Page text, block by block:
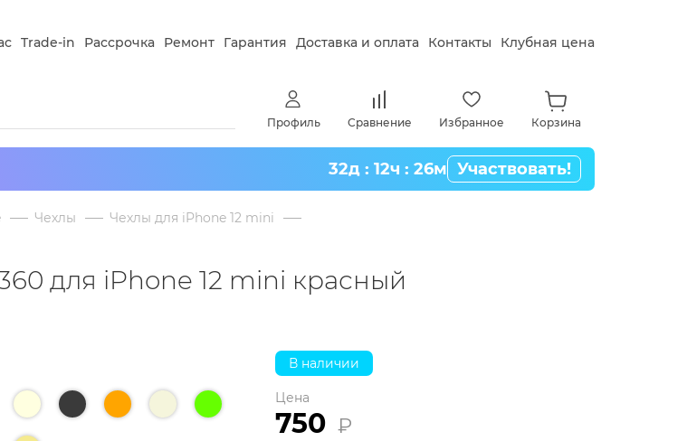
Trade-in Рассрочка Ремонт Гарантия Доставка и оплата Контакты Клубная цена
Профиль Сравнение Избранное Корзина
32д : 12ч : 26м Участвовать!
Чехлы
Чехлы для iPhone 12 mini
для iPhone 12 mini красный
В наличии
Цена
750 ₽